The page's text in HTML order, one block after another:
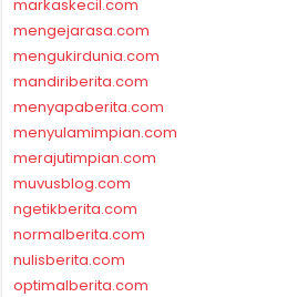
markaskecil.com
mengejarasa.com
mengukirdunia.com
mandiriberita.com
menyapaberita.com
menyulamimpian.com
merajutimpian.com
muvusblog.com
ngetikberita.com
normalberita.com
nulisberita.com
optimalberita.com